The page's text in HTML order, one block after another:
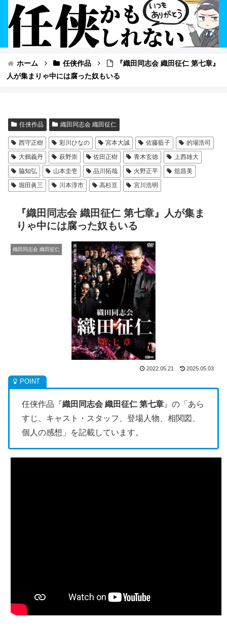
ホーム 任侠作品
『織田同志会 織田征仁 第七章』
人が集まりゃ中には腐った奴もいる
任侠作品 織田同志会 織田征仁
西守正樹 彩川ひなの 宮本大誠 佐藤藍子
的場浩司
大鶴義丹
萩野崇 佐田正樹 青木玄徳
上西雄大
脇知弘
山本圭壱 品川拓哉 火野正平
舘昌美
堀田眞三
川本淳市 高杉亘 宮川浩明
『織田同志会 織田征仁 第七章』人が集ま
りゃ中には腐った奴もいる
織田同志会 織田征仁
2022.05.21 2025.05.03
任侠作品『織田同志会 織田征仁 第七章 』の「あら
すじ、キャスト・スタッフ、登場人物、相関図、
個人の感想」を記載しています。